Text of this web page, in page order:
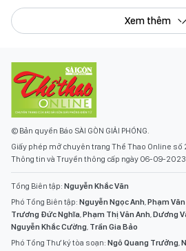
Xem thêm
© Bản quyền Báo SÀI GÒN GIẢI PHÓNG.
Giấy phép mở chuyên trang Thể Thao Online số
Thông tin và Truyền thông cấp ngày 06-09-
Tổng Biên tập: Nguyễn Khắc Văn
Phó Tổng Biên tập: Nguyễn Ngọc Anh,Phạm
Trương Đức Nghĩa,Phạm Thị Vân Anh,Dương
Nguyễn Khắc Cường, Trần Gia Bảo
Phó Tổng Thư ký tòa soạn: Ngô Quang Trưởng,